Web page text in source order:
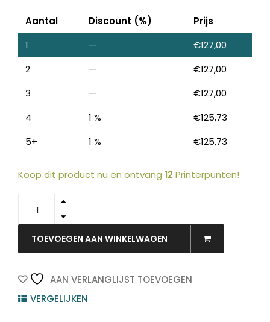
Aantal Discount (%)
Prijs
1
— €127,00
2
— €127,00
3
— €127,00
4
1 % €125,73
5+
1 % €125,73
Koop dit product nu en ontvang 12Printerpunten!
OKI
Drum
Black
1st
quantity
TOEVOEGEN AAN WINKELWAGEN
AAN VERLANGLIJST TOEVOEGEN
VERGELIJKEN